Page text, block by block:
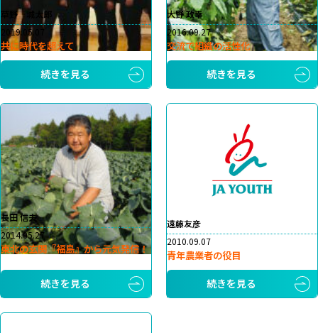
草野 城太郎
2019.05.07
共に時代を超えて
続きを見る
大野 政幸
2016.09.27
交流で組織の活性化
続きを見る
長田 信夫
2014.05.27
東北の玄関『福島』から元気発信！
続きを見る
遠藤友彦
2010.09.07
青年農業者の役目
続きを見る